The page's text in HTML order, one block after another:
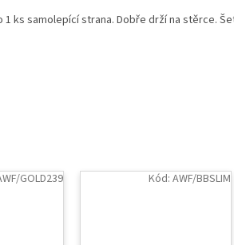
GOLD239 Kód:AWF/BBSLIM
ks samolepící strana. Dobře drží na stěrce.